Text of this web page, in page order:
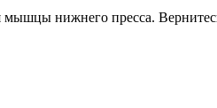
мышцы нижнего пресса.